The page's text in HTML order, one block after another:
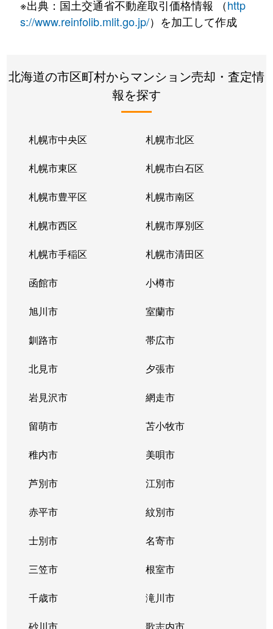
※出典：国土交通省不動産取引価格情報 （http
s://www.reinfolib.mlit.go.jp/）を加工して作成
北海道の市区町村からマンション売却・査定情
報を探す
札幌市中央区 札幌市北区
札幌市東区 札幌市白石区
札幌市豊平区 札幌市南区
札幌市西区 札幌市厚別区
札幌市手稲区 札幌市清田区
函館市 小樽市
旭川市 室蘭市
釧路市 帯広市
北見市 夕張市
岩見沢市 網走市
留萌市 苫小牧市
稚内市 美唄市
芦別市 江別市
赤平市 紋別市
士別市 名寄市
三笠市 根室市
千歳市 滝川市